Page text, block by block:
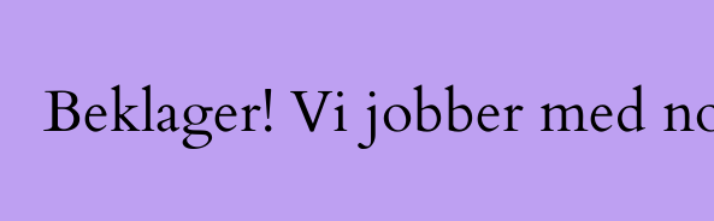
Beklager! Vi jobber med